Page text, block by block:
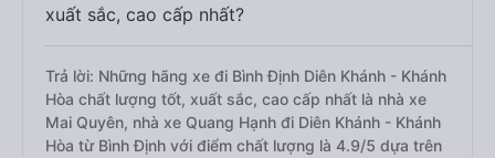
xuất sắc, cao cấp nhất?
Trả lời: Những hãng xe đi Bình Định Diên Khánh - Khánh
Hòa chất lượng tốt, xuất sắc, cao cấp nhất là nhà xe
Mai Quyên, nhà xe Quang Hạnh đi Diên Khánh - Khánh
Hòa từ Bình Định với điểm chất lượng là 4.9/5 dựa trên